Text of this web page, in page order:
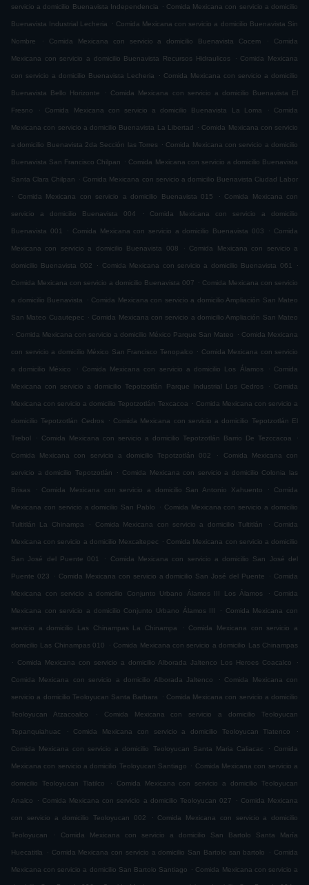
servicio a domicilio Buenavista Independencia . Comida Mexicana con servicio a domicilio
Buenavista Industrial Lecheria . Comida Mexicana con servicio a domicilio Buenavista Sin
Nombre . Comida Mexicana con servicio a domicilio Buenavista Cocem . Comida
Mexicana con servicio a domicilio Buenavista Recursos Hidraulicos . Comida Mexicana
con servicio a domicilio Buenavista Lecheria . Comida Mexicana con servicio a domicilio
Buenavista Bello Horizonte . Comida Mexicana con servicio a domicilio Buenavista El
Fresno . Comida Mexicana con servicio a domicilio Buenavista La Loma . Comida
Mexicana con servicio a domicilio Buenavista La Libertad . Comida Mexicana con servicio
a domicilio Buenavista 2da Sección las Torres . Comida Mexicana con servicio a domicilio
Buenavista San Francisco Chilpan . Comida Mexicana con servicio a domicilio Buenavista
Santa Clara Chilpan . Comida Mexicana con servicio a domicilio Buenavista Ciudad Labor
.
Comida Mexicana con servicio a domicilio Buenavista 015 . Comida Mexicana con
servicio a domicilio Buenavista 004 . Comida Mexicana con servicio a domicilio
Buenavista 001 . Comida Mexicana con servicio a domicilio Buenavista 003 . Comida
Mexicana con servicio a domicilio Buenavista 008 . Comida Mexicana con servicio a
domicilio Buenavista 002 . Comida Mexicana con servicio a domicilio Buenavista 061 .
Comida Mexicana con servicio a domicilio Buenavista 007 . Comida Mexicana con servicio
a domicilio Buenavista . Comida Mexicana con servicio a domicilio Ampliación San Mateo
San Mateo Cuautepec . Comida Mexicana con servicio a domicilio Ampliación San Mateo
. Comida Mexicana con servicio a domicilio México Parque San Mateo . Comida Mexicana
con servicio a domicilio México San Francisco Tenopalco . Comida Mexicana con servicio
a domicilio México . Comida Mexicana con servicio a domicilio Los Álamos . Comida
Mexicana con servicio a domicilio Tepotzotlán Parque Industrial Los Cedros . Comida
Mexicana con servicio a domicilio Tepotzotlán Texcacoa . Comida Mexicana con servicio a
domicilio Tepotzotlán Cedros . Comida Mexicana con servicio a domicilio Tepotzotlán El
Trebol . Comida Mexicana con servicio a domicilio Tepotzotlán Barrio De Tezccacoa .
Comida Mexicana con servicio a domicilio Tepotzotlán 002 . Comida Mexicana con
servicio a domicilio Tepotzotlán . Comida Mexicana con servicio a domicilio Colonia las
Brisas . Comida Mexicana con servicio a domicilio San Antonio Xahuento . Comida
Mexicana con servicio a domicilio San Pablo . Comida Mexicana con servicio a domicilio
Tultitlán La Chinampa . Comida Mexicana con servicio a domicilio Tultitlán . Comida
Mexicana con servicio a domicilio Mexcaltepec . Comida Mexicana con servicio a domicilio
San José del Puente 001 . Comida Mexicana con servicio a domicilio San José del
Puente 023 . Comida Mexicana con servicio a domicilio San José del Puente . Comida
Mexicana con servicio a domicilio Conjunto Urbano Álamos III Los Álamos . Comida
Mexicana con servicio a domicilio Conjunto Urbano Álamos III . Comida Mexicana con
servicio a domicilio Las Chinampas La Chinampa . Comida Mexicana con servicio a
domicilio Las Chinampas 010 . Comida Mexicana con servicio a domicilio Las Chinampas
.
Comida Mexicana con servicio a domicilio Alborada Jaltenco Los Heroes Coacalco .
Comida Mexicana con servicio a domicilio Alborada Jaltenco . Comida Mexicana con
servicio a domicilio Teoloyucan Santa Barbara . Comida Mexicana con servicio a domicilio
Teoloyucan Atzacoalco . Comida Mexicana con servicio a domicilio Teoloyucan
Tepanquiahuac . Comida Mexicana con servicio a domicilio Teoloyucan Tlatenco .
Comida Mexicana con servicio a domicilio Teoloyucan Santa Maria Caliacac . Comida
Mexicana con servicio a domicilio Teoloyucan Santiago . Comida Mexicana con servicio a
domicilio Teoloyucan Tlatilco . Comida Mexicana con servicio a domicilio Teoloyucan
Analco . Comida Mexicana con servicio a domicilio Teoloyucan 027 . Comida Mexicana
con servicio a domicilio Teoloyucan 002 . Comida Mexicana con servicio a domicilio
Teoloyucan . Comida Mexicana con servicio a domicilio San Bartolo Santa María
Huecatitla . Comida Mexicana con servicio a domicilio San Bartolo san bartolo . Comida
Mexicana con servicio a domicilio San Bartolo Santiago . Comida Mexicana con servicio a